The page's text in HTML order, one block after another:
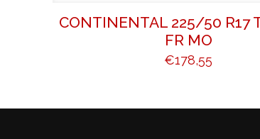
CONTINENTAL 225/50 R17
FR MO
€178,55